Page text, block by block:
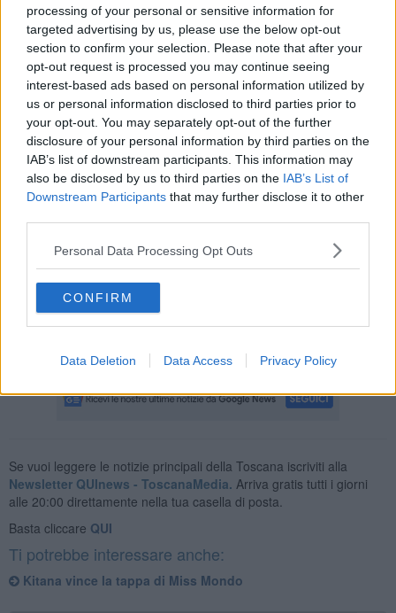
processing of your personal or sensitive information for
targeted advertising by us, please use the below opt-out
section to confirm your selection. Please note that after your
opt-out request is processed you may continue seeing
interest-based ads based on personal information utilized by
us or personal information disclosed to third parties prior to
your opt-out. You may separately opt-out of the further
disclosure of your personal information by third parties on the
IAB’s list of downstream participants. This information may
also be disclosed by us to third parties on the IAB’s List of
Downstream Participants that may further disclose it to other
Personal Data Processing Opt Outs
CONFIRM
Data Deletion Data Access Privacy Policy
FIRENZE —
Una concorrente pisana trionfa in terra Fiorentina.
Eleonora Moriti si aggiudica la ventiduesima selezione di Miss
Mondo Toscana in una nota discoteca di Firenze, in una serata di
assoluto spettacolo e moda in cui è stato inserito anche il concorso
più famoso in Toscana.
Eleonora Moriti che studia abbigliamento e moda e sogna di
diventare fotomodella, dopo due piazzamenti al terzo posto e' al
suo primo successo a Miss Mondo Toscana, proprio
del Capodanno Pisano
partecipazione alle finali nazionali in programma nel giugno
prossimo a Gallipoli in Puglia.
Se vuoi leggere le notizie principali della Toscana iscriviti alla
Newsletter QUInews - ToscanaMedia. Arriva gratis tutti i giorni
alle 20:00 direttamente nella tua casella di posta.
Basta cliccare QUI
Ti potrebbe interessare anche:
Kitana vince la tappa di Miss Mondo